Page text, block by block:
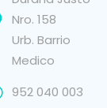
Nro. 158
Urb. Barrio
Medico
952 040 003